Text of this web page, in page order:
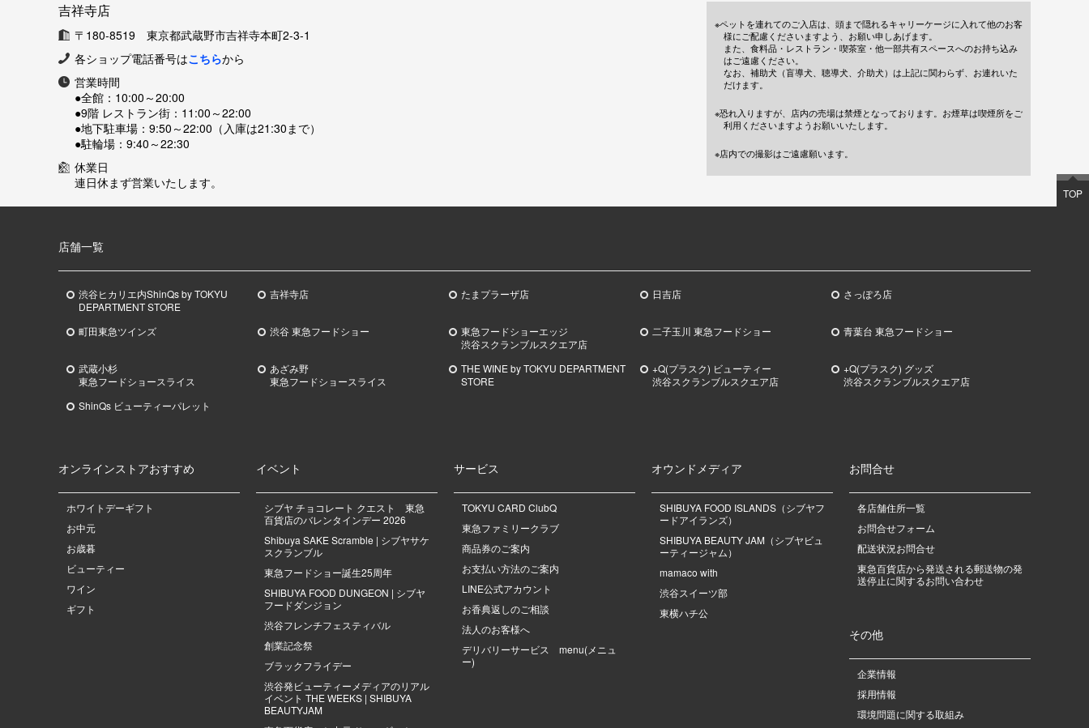
吉祥寺店
〒180-8519 東京都武蔵野市吉祥寺本町2-3-1
各ショップ電話番号はこちらから
営業時間
●全館： 10:00～20:00
●9階 レストラン街： 11:00～22:00
●地下駐車場： 9:50～22:00（入庫は21:30まで）
●駐輪場： 9:40～22:30
休業日
連日休まず営業いたします。
※ペットを連れてのご入店は、頭まで隠れるキャリーケージに入れて他のお客
様にご配慮くださいますよう、お願い申しあげます。
また、食料品・レストラン・喫茶室・他一部共有スペースへのお持ち込み
はご遠慮ください。
なお、補助犬（盲導犬、聴導犬、介助犬）は上記に関わらず、お連れいた
だけます。
※恐れ入りますが、店内の売場は禁煙となっております。お煙草は喫煙所をご
利用くださいますようお願いいたします。
※店内での撮影はご遠慮願います。
TOP
店舗一覧
渋谷ヒカリエ内ShinQs by TOKYU
DEPARTMENT STORE
吉祥寺店 たまプラーザ店 日吉店 さっぽろ店
町田東急ツインズ 渋谷 東急フードショー
東急フードショーエッジ
渋谷スクランブルスクエア店
二子玉川 東急フードショー 青葉台 東急フードショー
武蔵小杉
東急フードショースライス
あざみ野
東急フードショースライス
THE WINE by TOKYU DEPARTMENT
STORE
+Q(プラスク) ビューティー
渋谷スクランブルスクエア店
+Q(プラスク) グッズ
渋谷スクランブルスクエア店
ShinQs ビューティーパレット
オンラインストアおすすめ
ホワイトデーギフト
お中元
お歳暮
ビューティー
ワイン
ギフト
イベント
シブヤ チョコレート クエスト 東急
百貨店のバレンタインデー 2026
Shibuya SAKE Scramble | シブヤサケ
スクランブル
東急フードショー誕生25周年
SHIBUYA FOOD DUNGEON | シブヤ
フードダンジョン
渋谷フレンチフェスティバル
創業記念祭
ブラックフライデー
渋谷発ビューティーメディアのリアル
イベント THE WEEKS | SHIBUYA
BEAUTYJAM
サービス
TOKYU CARD ClubQ
東急ファミリークラブ
商品券のご案内
お支払い方法のご案内
LINE公式アカウント
お香典返しのご相談
法人のお客様へ
デリバリーサービス menu(メニュ
ー)
オウンドメディア
SHIBUYA FOOD ISLANDS（シブヤフ
ードアイランズ）
SHIBUYA BEAUTY JAM（シブヤビュ
ーティージャム）
mamaco with
渋谷スイーツ部
東横ハチ公
お問合せ
各店舗住所一覧
お問合せフォーム
配送状況お問合せ
東急百貨店から発送される郵送物の発
送停止に関するお問い合わせ
その他
企業情報
採用情報
環境問題に関する取組み